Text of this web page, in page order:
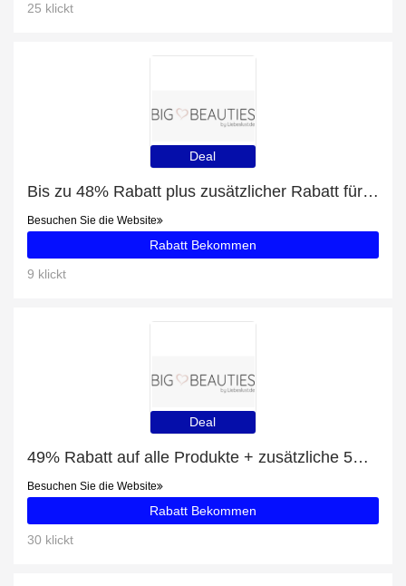
25 klickt
Deal
Bis zu 48% Rabatt plus zusätzlicher Rabatt für Babydoll aus Mesh mit Blumenmustern Plus Size
Besuchen Sie die Website
Rabatt Bekommen
9 klickt
Deal
49% Rabatt auf alle Produkte + zusätzliche 5% für Strapshalter-String Plus Size
Besuchen Sie die Website
Rabatt Bekommen
30 klickt